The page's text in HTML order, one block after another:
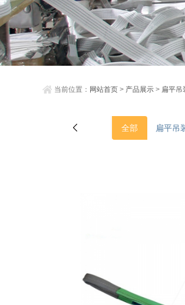
当前位置： 网站首页 > 产品展示 > 扁平吊
全部 扁平吊